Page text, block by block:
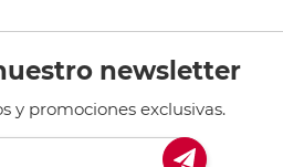
newsletter
y promociones exclusivas.